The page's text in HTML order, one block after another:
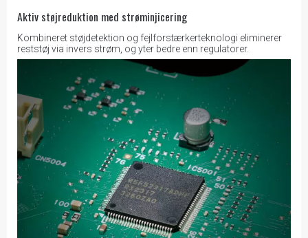
Aktiv støjreduktion med strøminjicering
Kombineret støjdetektion og fejlforstærkerteknologi eliminerer
reststøj via invers strøm, og yter bedre enn regulatorer.